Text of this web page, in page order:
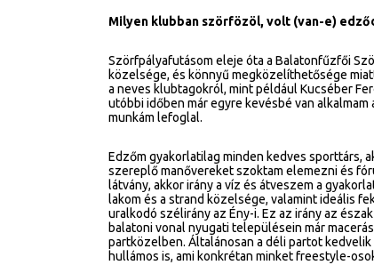
Milyen klubban szörfözöl, volt (van-e)
Szörfpályafutásom eleje óta a Balatonfűzfői
közelsége, és könnyű megközelíthetősége
a neves klubtagokról, mint például Kucséber
utóbbi időben már egyre kevésbé van
munkám lefoglal.
Edzőm gyakorlatilag minden kedves sporttárs,
szereplő manővereket szoktam elemezni és
látvány, akkor irány a víz és átveszem a
lakom és a strand közelsége, valamint ideális
uralkodó szélirány az Ény-i. Ez az irány az
balatoni vonal nyugati településein már
partközelben. Általánosan a déli partot
hullámos is, ami konkrétan minket freestyle-